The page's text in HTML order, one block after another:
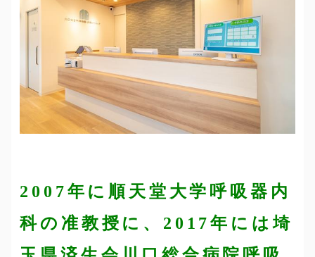
2007年に順天堂大学呼吸器内
科の准教授に、2017年には埼